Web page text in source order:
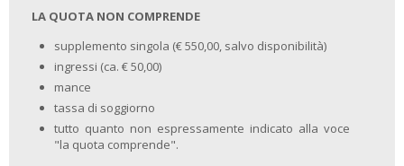
Señora del Pilar”. Pranzo libero. Nel pomeriggio proseguimento per
BARCELLONA ed in serata sistemazione in hotel per il pernottamento.
Cena libera alla scoperta dei sapori tra i tanti localini del centro storico.
8° GIORNO:BARCELLONA - RIENTRO
Prima colazione in hotel. Al mattino trasferimento in aeroporto e
partenza con il volo di rientro per VENEZIA. Arrivo e trasferimento alle
località di origine.
LA QUOTA NON COMPRENDE
supplemento singola (€ 550,00, salvo disponibilità)
ingressi (ca. € 50,00)
mance
tassa di soggiorno
tutto quanto non espressamente indicato alla voce
"la quota comprende".